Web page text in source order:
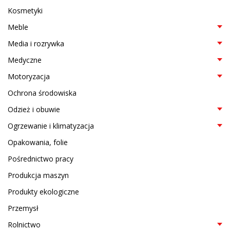
Kosmetyki
Meble
Media i rozrywka
Medyczne
Motoryzacja
Ochrona środowiska
Odzież i obuwie
Ogrzewanie i klimatyzacja
Opakowania, folie
Pośrednictwo pracy
Produkcja maszyn
Produkty ekologiczne
Przemysł
Rolnictwo